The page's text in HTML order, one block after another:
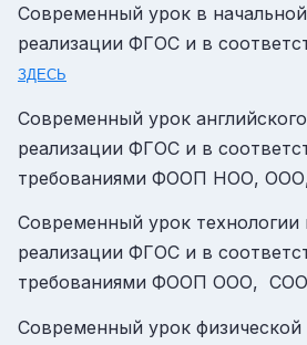
Современный урок в
реализации ФГОС и в
ЗДЕСЬ
Современный урок
реализации ФГОС и в
требованиями ФООП НОО,
Современный урок технологии
реализации ФГОС и в
требованиями ФООП ООО, СОО
Современный урок физической